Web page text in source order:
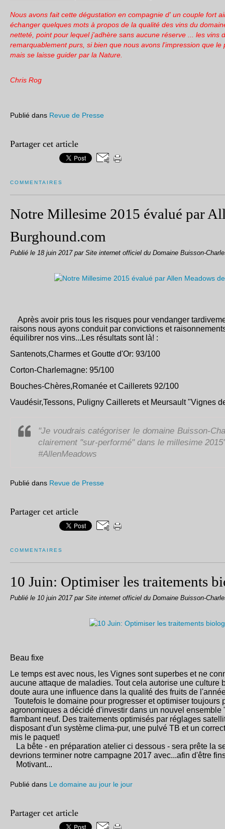
Nous avons fait cette dégustation en compagnie d' un couple fort
échanger quelques mots à propos de la qualité des vins du
netteté, point pour lequel j'adhère sans aucune réserve ... les vins
remarquablement purs, si bien que nous avons l'impression que
mais se laisse guider par la Nature.
Chris Rog
Publié dans Revue de Presse
Partager cet article
COMMENTAIRES
Notre Millesime 2015 évalué par
Burghound.com
Publié le 18 juin 2017 par Site internet officiel du Domaine Buisson-
Après avoir pris tous les risques pour vendanger
raisons nous ayons conduit par convictions et
équilibrer nos vins...Les résultats sont là! :
Santenots,Charmes et Goutte d'Or: 93/100
Corton-Charlemagne: 95/100
Bouches-Chères,Romanée et Caillerets 92/100
Vaudésir,Tessons, Puligny Caillerets et Meursault "Vignes
"Je voudrais catégoriser le domaine Buisson-
clairement "sur-performé" dans le millesime
#AllenMeadows
Publié dans Revue de Presse
Partager cet article
COMMENTAIRES
10 Juin: Optimiser les traitements
Publié le 10 juin 2017 par Site internet officiel du Domaine Buisson-
Beau fixe
Le temps est avec nous, les Vignes sont superbes et ne
aucune attaque de maladies. Tout cela autorise une culture
doute aura une influence dans la qualité des fruits de
Toutefois le domaine pour progresser et optimiser toujours
agronomiques a décidé d'investir dans un nouvel
flambant neuf. Des traitements optimisés par réglages
disposant d'un système clima-pur, une pulvé TB et un
mis le paquet!
La bête - en préparation atelier ci dessous - sera prête la
devrions terminer notre campagne 2017 avec...afin d'être
Motivant...
Publié dans Le domaine au jour le jour
Partager cet article